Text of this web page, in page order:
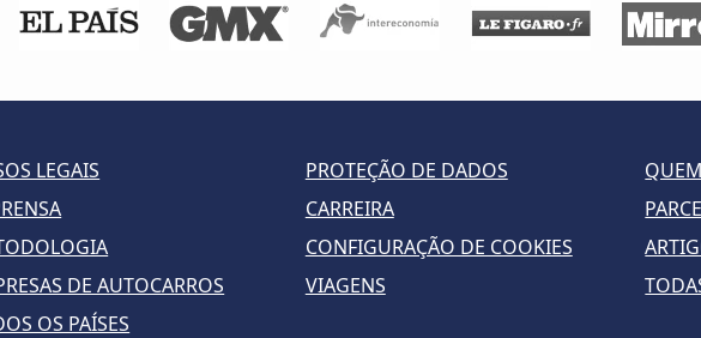
LEGAIS PROTEÇÃO DE DADOS
CARREIRA
CONFIGURAÇÃO DE COOKIES
DE AUTOCARROS
VIAGENS
OS PAÍSES